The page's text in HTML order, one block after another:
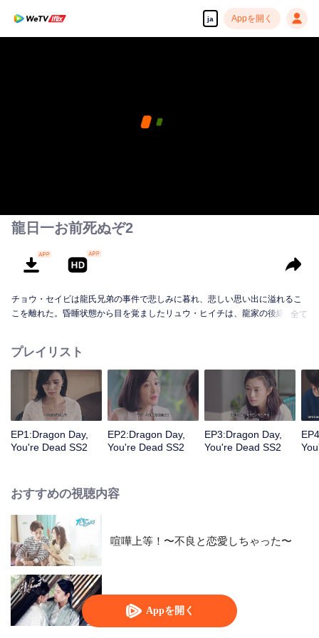
ja Appを開く
Appを開く
龍日一お前死ぬぞ2
チョウ・セイビは龍氏兄弟の事件で悲しみに暮れ、悲しい思い出に溢れるこ
こを離れた。昏睡状態から目を覚ましたリュウ・ヒイチは、龍家の後継者で
きたリュウ・カイイチは正式にリュウ・ヒイチに宣戦布告し、後継者の地位
の争いをスタートした。彼の身の回りにまた一人ラ・ヨウヨウという賢い女
の子が現れて、数人の生活は再び波乱を巻き起こす。
全て
プレイリスト
EP1:Dragon Day,
You're Dead SS2
EP2:Dragon Day,
You're Dead SS2
EP3:Dragon Day,
You're Dead SS2
おすすめの視聴内容
喧嘩上等！〜不良と恋愛しちゃった〜